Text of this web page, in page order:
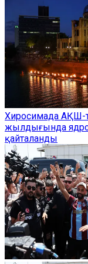
Хиросимада
жылдығында
қайталанды